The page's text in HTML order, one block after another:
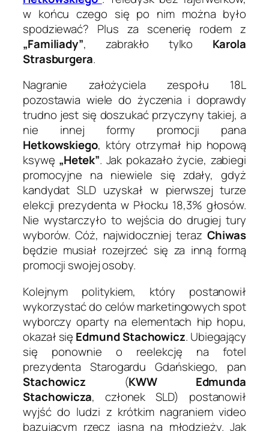
w końcu czego się po nim można było
spodziewać? Plus za scenerię rodem z
„Familiady”, zabrakło tylko Karola
Strasburgera.
Nagranie założyciela zespołu 18L
pozostawia wiele do życzenia i doprawdy
trudno jest się doszukać przyczyny takiej, a
nie innej formy promocji pana
Hetkowskiego, który otrzymał hip hopową
ksywę „Hetek”. Jak pokazało życie, zabiegi
promocyjne na niewiele się zdały, gdyż
kandydat SLD uzyskał w pierwszej turze
elekcji prezydenta w Płocku 18,3% głosów.
Nie wystarczyło to wejścia do drugiej tury
wyborów. Cóż, najwidoczniej teraz Chiwas
będzie musiał rozejrzeć się za inną formą
promocji swojej osoby.
Kolejnym politykiem, który postanowił
wykorzystać do celów marketingowych spot
wyborczy oparty na elementach hip hopu,
okazał się Edmund Stachowicz. Ubiegający
się ponownie o reelekcję na fotel
prezydenta Starogardu Gdańskiego, pan
Stachowicz (KWW Edmunda
Stachowicza, członek SLD) postanowił
wyjść do ludzi z krótkim nagraniem video
bazującym rzecz jasna na młodzieży. Jak